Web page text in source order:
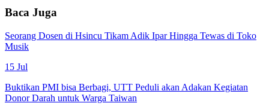
Baca Juga
Seorang Dosen di Hsincu Tikam Adik Ipar Hingga Tewas di Toko
Musik
15 Jul
Buktikan PMI bisa Berbagi, UTT Peduli akan Adakan Kegiatan
Donor Darah untuk Warga Taiwan